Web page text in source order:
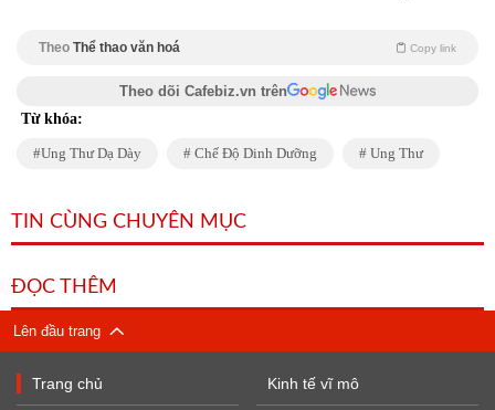
Theo Thể thao văn hoá Copy link
Theo dõi Cafebiz.vn trên
Từ khóa:
Ung Thư Dạ Dày Chế Độ Dinh Dưỡng Ung Thư
TIN CÙNG CHUYÊN MỤC
ĐỌC THÊM
Lên đầu trang
Trang chủ Kinh tế vĩ mô